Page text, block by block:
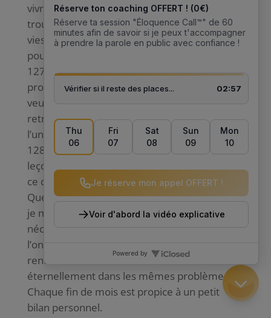
vivre. C’est un droit pour tous, à nous de le
trouver en allant jusqu’à lui. Chassons de nos
vies les nuages, et laissons le soleil y entrer
pour réchauffer nos jours.
Lorsque tu te sens désorienté et en
proie au doute, écris noir sur blanc ce que tu
veux et ce que tu ne veux pas, cela permet de
retrouver confiance et de se resituer dans
l’univers.
Après un échec, il convient d’en tirer une
leçon. Pourquoi n’y suis-je pas arrivé ? Qu’est-
ce qui ne va pas dans mon comportement ?
Que puis-je faire pour y remédier ? Est-ce que
je m’y prends bien ? Autant de questions
nécessaires à sa progression personnelle. Si
l’on occulte cette introspection, on s’expose à
renouveler ses erreurs et à se débattre
éternellement dans les mêmes problèmes.
Chaque fin de mois est propice à un petit
bilan personnel.